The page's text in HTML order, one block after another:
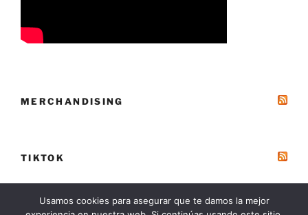
MERCHANDISING
TIKTOK
Usamos cookies para asegurar que te damos la mejor